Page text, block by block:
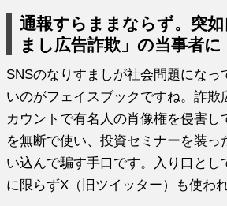
通報すらままならず。突
まし広告詐欺」の当事者に
SNSのなりすましが社会問題になっ
いのがフェイスブックですね。詐欺
カウントで有名人の肖像権を侵害し
を無断で使い、投資セミナーを装っ
い込んで騙す手口です。入り口とし
に限らずX（旧ツイッター）も使わ